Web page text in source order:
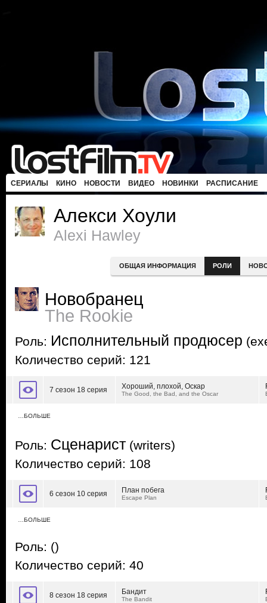
СЕРИАЛЫ КИНО НОВОСТИ ВИДЕО НОВИНКИ РАСПИСАНИЕ
Алекси Хоули
Alexi Hawley
ОБЩАЯ ИНФОРМАЦИЯ РОЛИ
Новобранец
The Rookie
Роль: Исполнительный продюсер
Количество серий: 121
7 сезон 18 серия Хороший, плохой, Оскар
The Good, the Bad, and the Oscar
…БОЛЬШЕ
Роль: Сценарист (writers)
Количество серий: 108
6 сезон 10 серия План побега
Escape Plan
…БОЛЬШЕ
Роль: ()
Количество серий: 40
8 сезон 18 серия Бандит
The Bandit